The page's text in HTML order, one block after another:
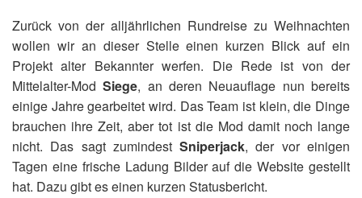
Zurück von der alljährlichen Rundreise zu Weihnachten
wollen wir an dieser Stelle einen kurzen Blick auf ein
Projekt alter Bekannter werfen. Die Rede ist von der
Mittelalter-ModSiege, an deren Neuauflage nun bereits
einige Jahre gearbeitet wird. Das Team ist klein, die Dinge
brauchen ihre Zeit, aber tot ist die Mod damit noch lange
nicht. Das sagt zumindestSniperjack, der vor einigen
Tagen eine frische Ladung Bilder auf die Website gestellt
hat. Dazu gibt es einen kurzen Statusbericht.